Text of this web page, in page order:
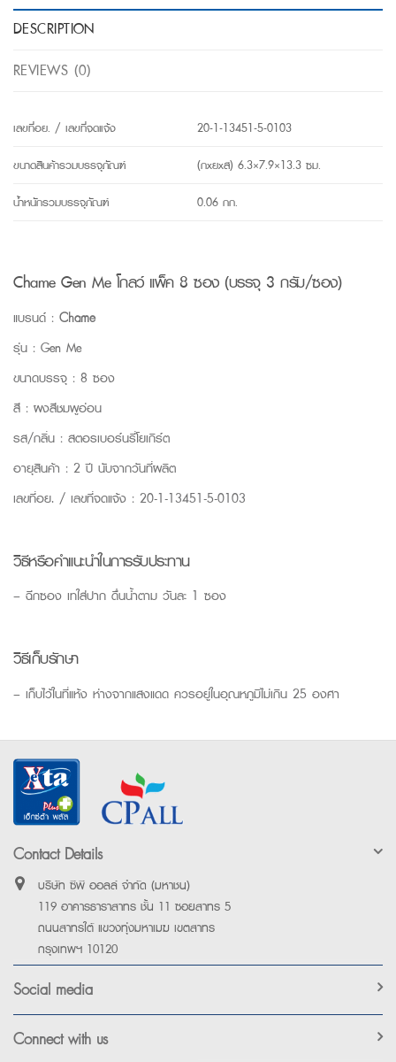
DESCRIPTION
REVIEWS (0)
เลขที่อย. / เลขที่จดแจ้ง
20-1-13451-5-0103
ขนาดสินค้ารวมบรรจุภัณฑ์
(กxยxส) 6.3×7.9×13.3 ซม.
น้ำหนักรวมบรรจุภัณฑ์
0.06 กก.
Chame Gen Me โกลว์ แพ็ค 8 ซอง (บรรจุ 3 กรัม/ซอง)
แบรนด์ : Chame
รุ่น : Gen Me
ขนาดบรรจุ : 8 ซอง
สี : ผงสีชมพูอ่อน
รส/กลิ่น : สตอรเบอร์นรี่โยเกิร์ต
อายุสินค้า : 2 ปี นับจากวันที่ผลิต
เลขที่อย. / เลขที่จดแจ้ง : 20-1-13451-5-0103
วิธีหรือคำแนะนำในการรับประทาน
– ฉีกซอง เทใส่ปาก ดื่นน้ำตาม วันละ 1 ซอง
วิธีเก็บรักษา
– เก็บไว้ในที่แห้ง ห่างจากแสงแดด ควรอยู่ในอุณหภูมิไม่เกิน 25 องศา
Contact Details
บริษัท ซีพี ออลล์ จำกัด (มหาชน)
119 อาคารธาราสาทร ชั้น 11 ซอยสาทร 5
ถนนสาทรใต้ แขวงทุ่งมหาเมฆ เขตสาทร
กรุงเทพฯ 10120
Social media
Connect with us